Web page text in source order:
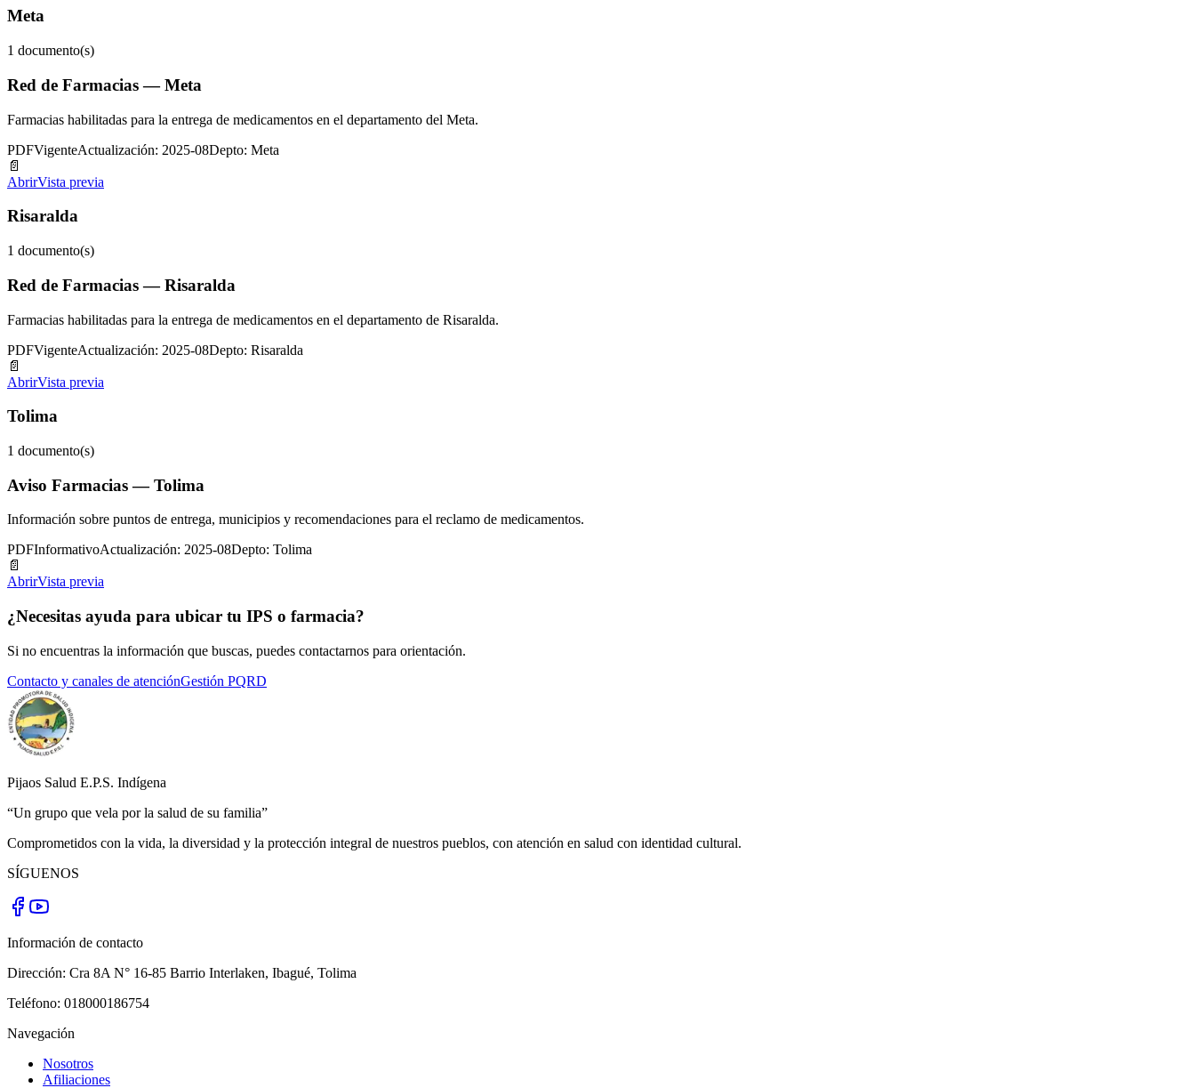
Meta
1 documento(s)
Red de Farmacias — Meta
Farmacias habilitadas para la entrega de medicamentos en el departamento del Meta.
PDFVigenteActualización: 2025-08Depto: Meta
📄
AbrirVista previa
Risaralda
1 documento(s)
Red de Farmacias — Risaralda
Farmacias habilitadas para la entrega de medicamentos en el departamento de Risaralda.
PDFVigenteActualización: 2025-08Depto: Risaralda
📄
AbrirVista previa
Tolima
1 documento(s)
Aviso Farmacias — Tolima
Información sobre puntos de entrega, municipios y recomendaciones para el reclamo de medicamentos.
PDFInformativoActualización: 2025-08Depto: Tolima
📄
AbrirVista previa
¿Necesitas ayuda para ubicar tu IPS o farmacia?
Si no encuentras la información que buscas, puedes contactarnos para orientación.
Contacto y canales de atenciónGestión PQRD
Pijaos Salud E.P.S. Indígena
“Un grupo que vela por la salud de su familia”
Comprometidos con la vida, la diversidad y la protección integral de nuestros pueblos, con atención en salud con identidad cultural.
SÍGUENOS
Información de contacto
Dirección: Cra 8A N° 16-85 Barrio Interlaken, Ibagué, Tolima
Teléfono: 018000186754
Navegación
Nosotros
Afiliaciones